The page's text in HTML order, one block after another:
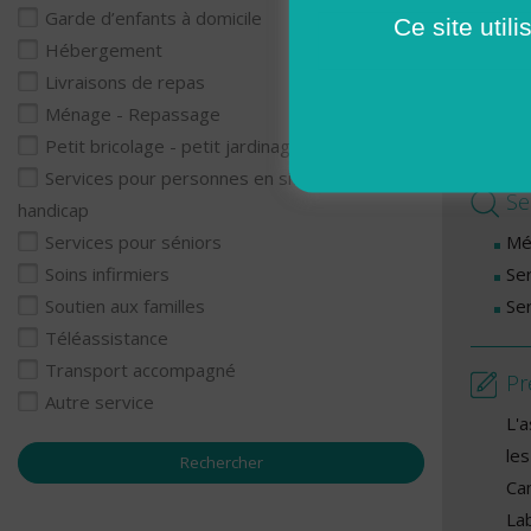
Garde d’enfants à domicile
Hébergement
Livraisons de repas
Ménage - Repassage
Petit bricolage - petit jardinage
Services pour personnes en situation de
handicap
Services pour séniors
Soins infirmiers
Soutien aux familles
Téléassistance
Transport accompagné
Autre service
Ce site